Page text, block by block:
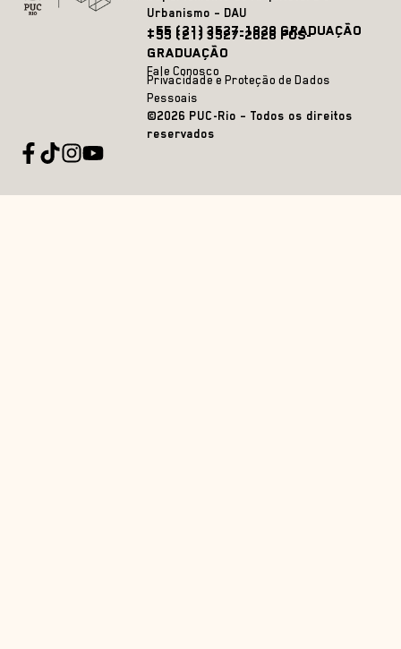
Urbanismo – DAU
+55 (21) 3527-1828 GRADUAÇÃO
+55 (21) 3527-2628 PÓS-
GRADUAÇÃO
Fale Conosco
Privacidade e Proteção de Dados
Pessoais
©2026 PUC-Rio – Todos os direitos
reservados